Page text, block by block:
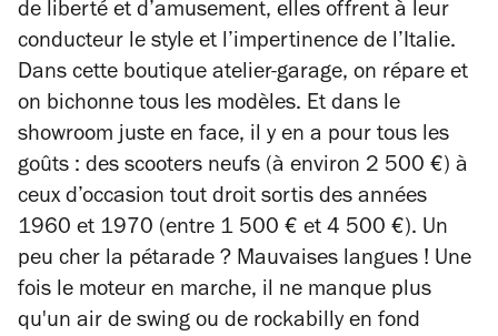
de liberté et d’amusement, elles offrent à leur
conducteur le style et l’impertinence de l’Italie.
Dans cette boutique atelier-garage, on répare et
on bichonne tous les modèles. Et dans le
showroom juste en face, il y en a pour tous les
goûts : des scooters neufs (à environ 2 500 €) à
ceux d’occasion tout droit sortis des années
1960 et 1970 (entre 1 500 € et 4 500 €). Un
peu cher la pétarade ? Mauvaises langues ! Une
fois le moteur en marche, il ne manque plus
qu'un air de swing ou de rockabilly en fond